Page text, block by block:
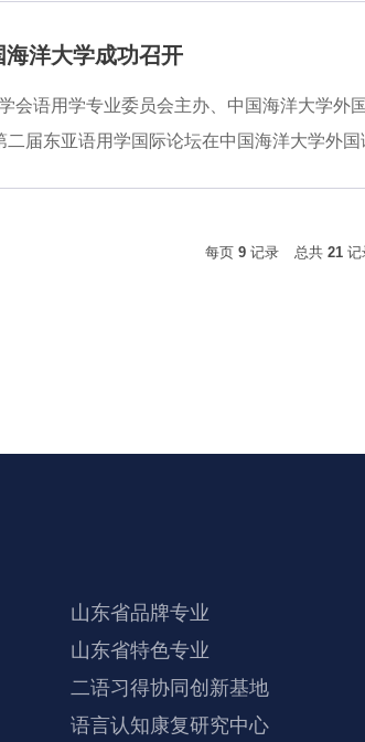
洋大学成功召开
会语用学专业委员会主办、中国海洋大学外
届东亚语用学国际论坛在中国海洋大学外
国语学院院长于国栋、党委书记许玲玲出席
每页 9 记录 总共 21 记
山东省品牌专业
山东省特色专业
二语习得协同创新基地
语言认知康复研究中心